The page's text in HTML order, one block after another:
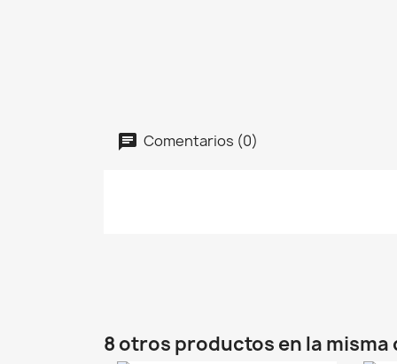
Comentarios (0)
8 otros productos en la